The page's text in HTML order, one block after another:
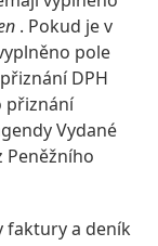
. Pokud je v
pole
DPH
přiznání
Vydané
Peněžního
faktury a deník